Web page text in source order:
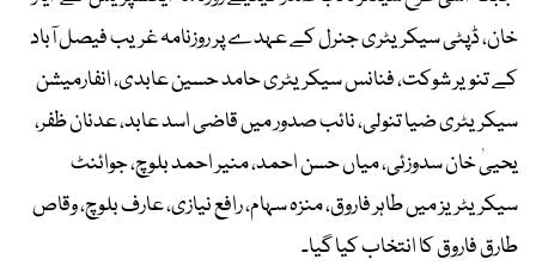
خان، ڈپٹی سیکریٹری جنرل کے عہدے پر روزنامہ غریب فیصل آباد
کے تنویر شوکت، فنانس سیکریٹری حامد حسین عابدی، انفارمیشن
سیکریٹری ضیا تنولی، نائب صدور میں قاضی اسد عابد، عدنان ظفر،
یحییٰ خان سدوزئی، میاں حسن احمد، منیر احمد بلوچ، جوائنٹ
سیکریٹریز میں طاہر فاروق، منزہ سہام، رافع نیازی، عارف بلوچ، وقاص
طارق فاروق کا انتخاب کیا گیا۔